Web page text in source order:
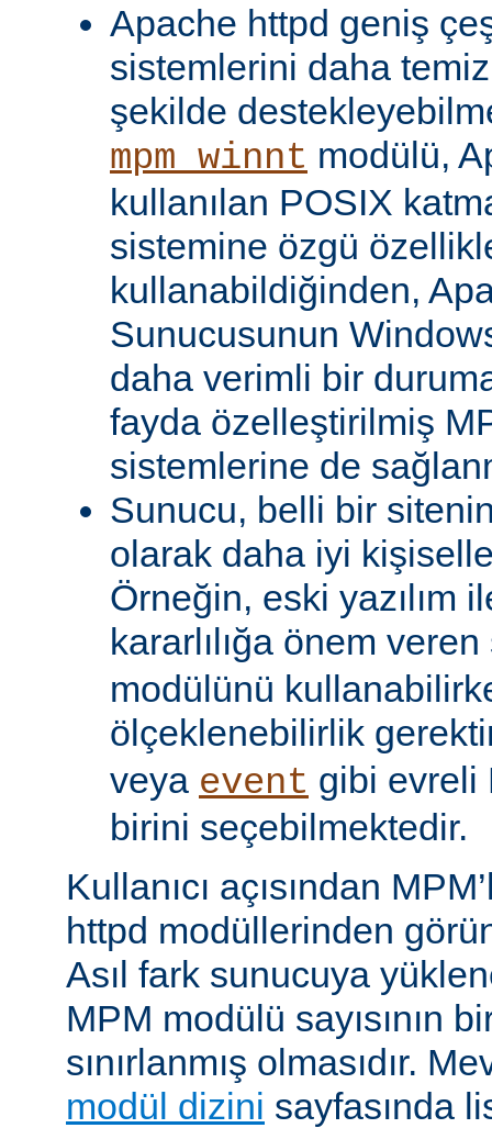
Apache httpd geniş
sistemlerini daha
şekilde
mpm_winnt modülü,
kullanılan POSIX
sistemine özgü
kullanabildiğinden,
Sunucusunun
daha verimli bir
fayda özelleştirilmiş
sistemlerine de
Sunucu, belli bir
olarak daha iyi
Örneğin, eski yazılım
kararlılığa önem
modülünü
ölçeklenebilirlik
veya event gibi evreli
birini seçebilmektedir.
Kullanıcı açısından
httpd modüllerinden
Asıl fark sunucuya
MPM modülü sayısının
sınırlanmış olmasıdır.
modül dizini sayfasında